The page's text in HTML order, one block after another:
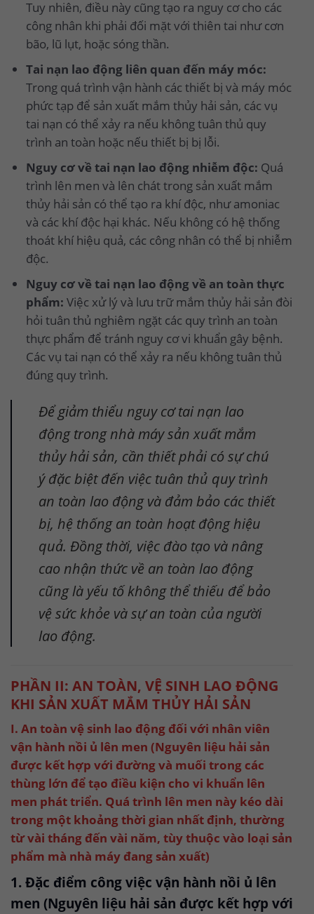
Tuy nhiên, điều này cũng tạo ra nguy cơ cho các
công nhân khi phải đối mặt với thiên tai như cơn
bão, lũ lụt, hoặc sóng thần.
Tai nạn lao động liên quan đến máy móc:
Trong quá trình vận hành các thiết bị và máy móc
phức tạp để sản xuất mắm thủy hải sản, các vụ
tai nạn có thể xảy ra nếu không tuân thủ quy
trình an toàn hoặc nếu thiết bị bị lỗi.
Nguy cơ về tai nạn lao động nhiễm độc: Quá
trình lên men và lên chát trong sản xuất mắm
thủy hải sản có thể tạo ra khí độc, như amoniac
và các khí độc hại khác. Nếu không có hệ thống
thoát khí hiệu quả, các công nhân có thể bị nhiễm
độc.
Nguy cơ về tai nạn lao động về an toàn thực
phẩm: Việc xử lý và lưu trữ mắm thủy hải sản đòi
hỏi tuân thủ nghiêm ngặt các quy trình an toàn
thực phẩm để tránh nguy cơ vi khuẩn gây bệnh.
Các vụ tai nạn có thể xảy ra nếu không tuân thủ
đúng quy trình.
Để giảm thiểu nguy cơ tai nạn lao
động trong nhà máy sản xuất mắm
thủy hải sản, cần thiết phải có sự chú
ý đặc biệt đến việc tuân thủ quy trình
an toàn lao động và đảm bảo các thiết
bị, hệ thống an toàn hoạt động hiệu
quả. Đồng thời, việc đào tạo và nâng
cao nhận thức về an toàn lao động
cũng là yếu tố không thể thiếu để bảo
vệ sức khỏe và sự an toàn của người
lao động.
PHẦN II: AN TOÀN, VỆ SINH LAO ĐỘNG
KHI SẢN XUẤT MẮM THỦY HẢI SẢN
I. An toàn vệ sinh lao động đối với nhân viên
vận hành nồi ủ lên men (Nguyên liệu hải sản
được kết hợp với đường và muối trong các
thùng lớn để tạo điều kiện cho vi khuẩn lên
men phát triển. Quá trình lên men này kéo dài
trong một khoảng thời gian nhất định, thường
từ vài tháng đến vài năm, tùy thuộc vào loại sản
phẩm mà nhà máy đang sản xuất)
1. Đặc điểm công việc vận hành nồi ủ lên
men (Nguyên liệu hải sản được kết hợp với